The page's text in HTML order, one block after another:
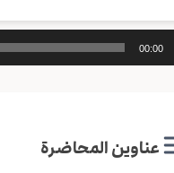
00:00
عناوين المحاضرة